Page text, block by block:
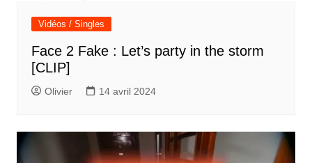
Vidéos / Singles
Face 2 Fake : Let’s party in the storm
[CLIP]
Olivier 14 avril 2024